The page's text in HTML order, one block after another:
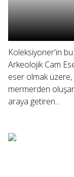
Koleksiyoner'in
Arkeolojik Cam
eser olmak üzere,
mermerden
araya getiren...